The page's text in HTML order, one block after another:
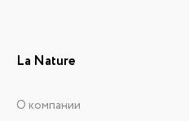
La Nature
О компании